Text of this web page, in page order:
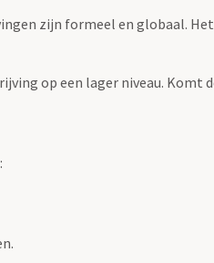
zijn formeel en globaal.
op een lager niveau. Komt